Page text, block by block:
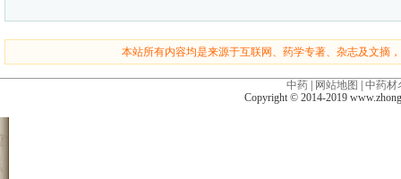
本站所有内容均是来源于互联网、药学专著、杂志及文摘
中药 网站地图
中药材
Copyright © 2014-2019